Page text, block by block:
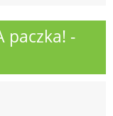
paczka! -